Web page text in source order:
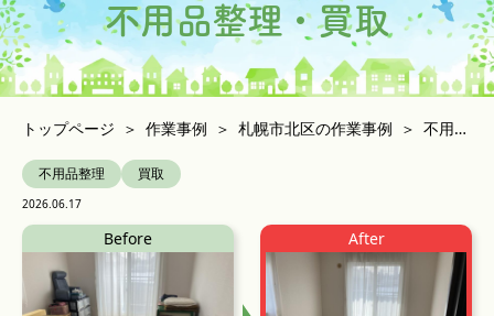
不用品整理・買取
トップページ 作業事例 札幌市北区の作業事例 不用品整理・買取
不用品整理 買取
2026.06.17
Before After